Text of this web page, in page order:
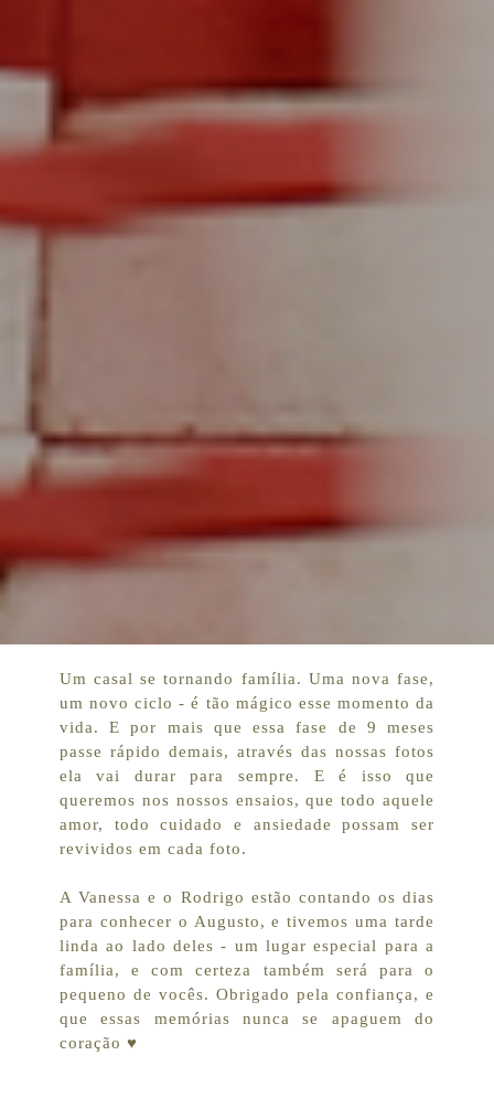
Um casal se tornando família. Uma nova fase,
um novo ciclo - é tão mágico esse momento da
vida. E por mais que essa fase de 9 meses
passe rápido demais, através das nossas fotos
ela vai durar para sempre. E é isso que
queremos nos nossos ensaios, que todo aquele
amor, todo cuidado e ansiedade possam ser
revividos em cada foto.
A Vanessa e o Rodrigo estão contando os dias
para conhecer o Augusto, e tivemos uma tarde
linda ao lado deles - um lugar especial para a
família, e com certeza também será para o
pequeno de vocês. Obrigado pela confiança, e
que essas memórias nunca se apaguem do
coração ♥